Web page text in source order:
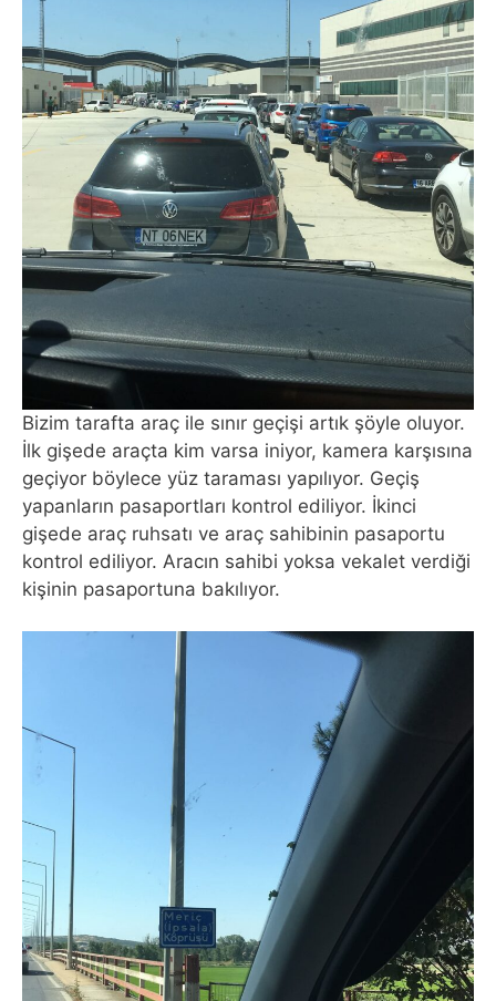
Bizim tarafta araç ile sınır geçişi artık şöyle oluyor.
İlk gişede araçta kim varsa iniyor, kamera karşısına
geçiyor böylece yüz taraması yapılıyor. Geçiş
yapanların pasaportları kontrol ediliyor. İkinci
gişede araç ruhsatı ve araç sahibinin pasaportu
kontrol ediliyor. Aracın sahibi yoksa vekalet verdiği
kişinin pasaportuna bakılıyor.